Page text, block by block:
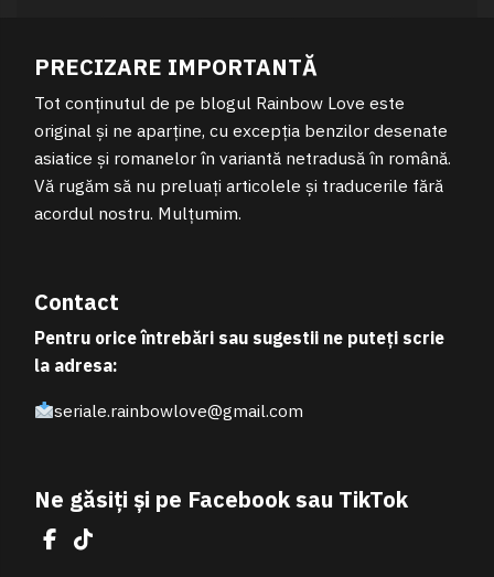
PRECIZARE IMPORTANTĂ
Tot conținutul de pe blogul Rainbow Love este
original și ne aparține, cu excepția benzilor desenate
asiatice și romanelor în variantă netradusă în română.
Vă rugăm să nu preluați articolele și traducerile fără
acordul nostru. Mulțumim.
Contact
Pentru orice întrebări sau sugestii ne puteți scrie
la adresa:
seriale.rainbowlove@gmail.com
Ne găsiți și pe Facebook sau TikTok